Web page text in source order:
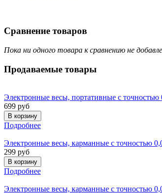
Сравнение товаров
Пока ни одного товара к сравнению не
Продаваемые товары
Электронные весы, портативные с точностью
699 руб
Подробнее
Электронные весы, карманные с точностью
299 руб
Подробнее
Электронные весы, карманные с точностью